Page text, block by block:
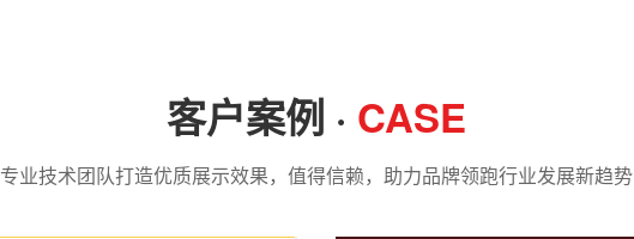
客户案例 · CASE
专业技术团队打造优质展示效果，值得信赖，助力品牌领跑行业发展新趋势